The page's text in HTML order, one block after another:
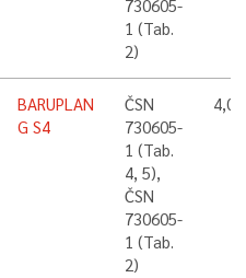
730605-
1 (Tab.
2)
BARUPLAN
G S4
ČSN
730605-
1 (Tab.
4, 5),
ČSN
730605-
1 (Tab.
2)
4,0